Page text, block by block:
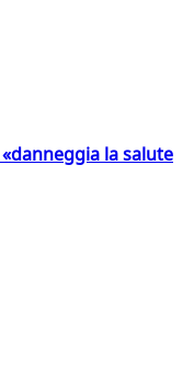
la salute